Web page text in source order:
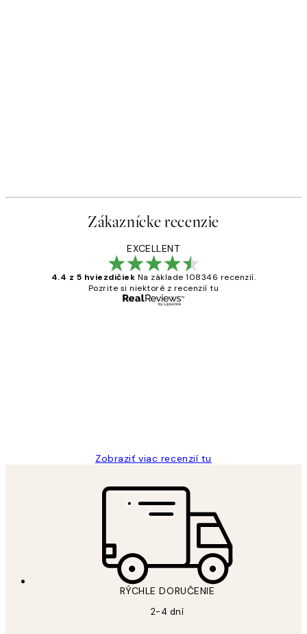
Zákaznícke recenzie
EXCELLENT
4.4 z 5 hviezdičiek Na základe 108346 recenzií.
Pozrite si niektoré z recenzií tu
Zobraziť viac recenzií tu
RÝCHLE DORUČENIE
2-4 dní